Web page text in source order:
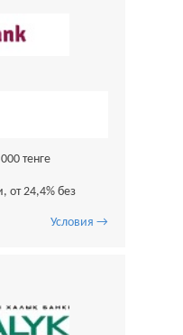
тенге
от 24,4% без
Условия →